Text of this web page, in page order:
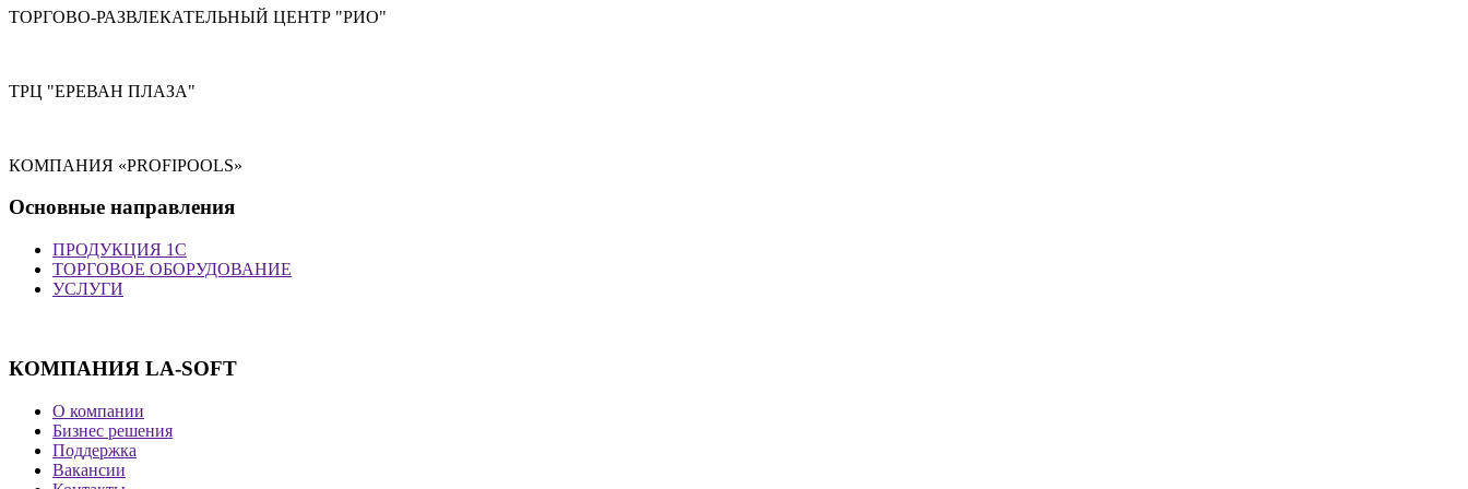
ТОРГОВО-РАЗВЛЕКАТЕЛЬНЫЙ ЦЕНТР "РИО"
ТРЦ "ЕРЕВАН ПЛАЗА"
КОМПАНИЯ «PROFIPOOLS»
Основные направления
ПРОДУКЦИЯ 1С
ТОРГОВОЕ ОБОРУДОВАНИЕ
УСЛУГИ
КОМПАНИЯ LA-SOFT
О компании
Бизнес решения
Поддержка
Вакансии